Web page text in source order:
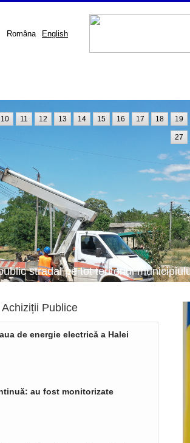
Româna English
stradal pe tot teritoriul
10 11 12 13 14 15 16 17 18 19
27
Achiziții Publice
de energie electrică a Halei
au fost monitorizate